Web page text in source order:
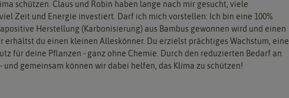
schützen. Claus und Robin haben lange nach mir gesucht, viele
Zeit und Energie investiert. Darf ich mich vorstellen: Ich bin eine 100%
Herstellung (Karbonisierung) aus Bambus gewonnen wird und einen
erhältst du einen kleinen Alleskönner. Du erzielst prächtiges Wachstum, eine
für deine Pflanzen - ganz ohne Chemie. Durch den reduzierten Bedarf an
gemeinsam können wir dabei helfen, das Klima zu schützen!